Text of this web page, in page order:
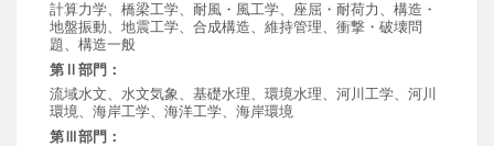
計算力学、橋梁工学、耐風・風工学、座屈・耐荷力、構造・
地盤振動、地震工学、合成構造、維持管理、衝撃・破壊問
題、構造一般
第Ⅱ部門：
流域水文、水文気象、基礎水理、環境水理、河川工学、河川
環境、海岸工学、海洋工学、海岸環境
第Ⅲ部門：